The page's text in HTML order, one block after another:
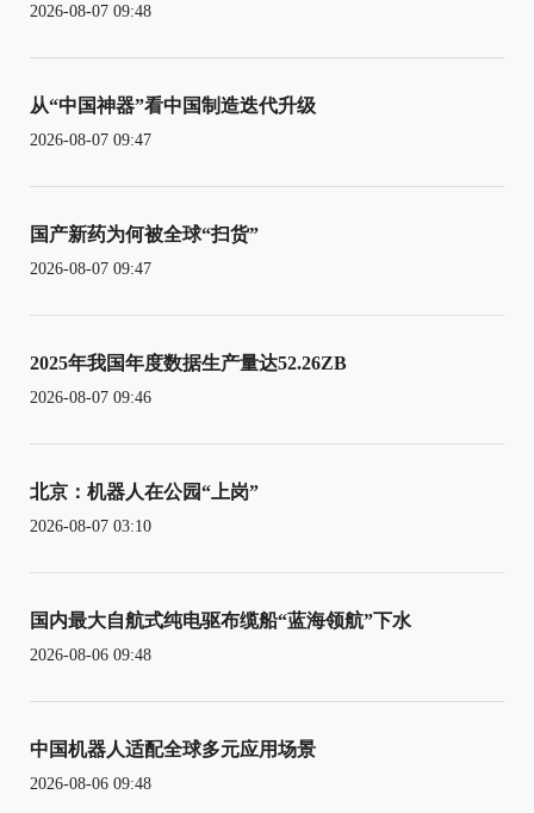
2026-08-07 09:48
从“中国神器”看中国制造迭代升级
2026-08-07 09:47
国产新药为何被全球“扫货”
2026-08-07 09:47
2025年我国年度数据生产量达52.26ZB
2026-08-07 09:46
北京：机器人在公园“上岗”
2026-08-07 03:10
国内最大自航式纯电驱布缆船“蓝海领航”下水
2026-08-06 09:48
中国机器人适配全球多元应用场景
2026-08-06 09:48